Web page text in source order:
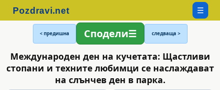
☰
< предишна Сподели следваща >
Международен ден на кучетата: Щастливи
стопани и техните любимци се наслаждават
на слънчев ден в парка.